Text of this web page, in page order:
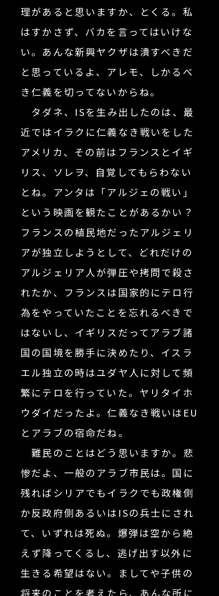
理があると思いますか、とくる。私
はすかさず、バカを言ってはいけな
い。あんな新興ヤクザは潰すべきだ
と思っているよ、アレモ、しかるべ
き仁義を切ってないからね。
タダネ、ISを生み出したのは、最
近ではイラクに仁義なき戦いをした
アメリカ、その前はフランスとイギ
リス、ソレヲ、自覚してもらわない
とね。アンタは「アルジェの戦い」
という映画を観たことがあるかい？
フランスの植民地だったアルジェリ
アが独立しようとして、どれだけの
アルジェリア人が弾圧や拷問で殺さ
れたか、フランスは国家的にテロ行
為をやっていたことを忘れるべきで
はないし、イギリスだってアラブ諸
国の国境を勝手に決めたり、イスラ
エル独立の時はユダヤ人に対して頻
繁にテロを行っていた。ヤリタイホ
ウダイだったよ。仁義なき戦いはEU
とアラブの宿命だね。
難民のことはどう思いますか。悲
惨だよ、一般のアラブ市民は。国に
残ればシリアでもイラクでも政権側
か反政府側あるいはISの兵士にされ
て、いずれは死ぬ。爆弾は空から絶
えず降ってくるし、逃げ出す以外に
生きる希望はない。ましてや子供の
将来のことを考えたら、あんな所に